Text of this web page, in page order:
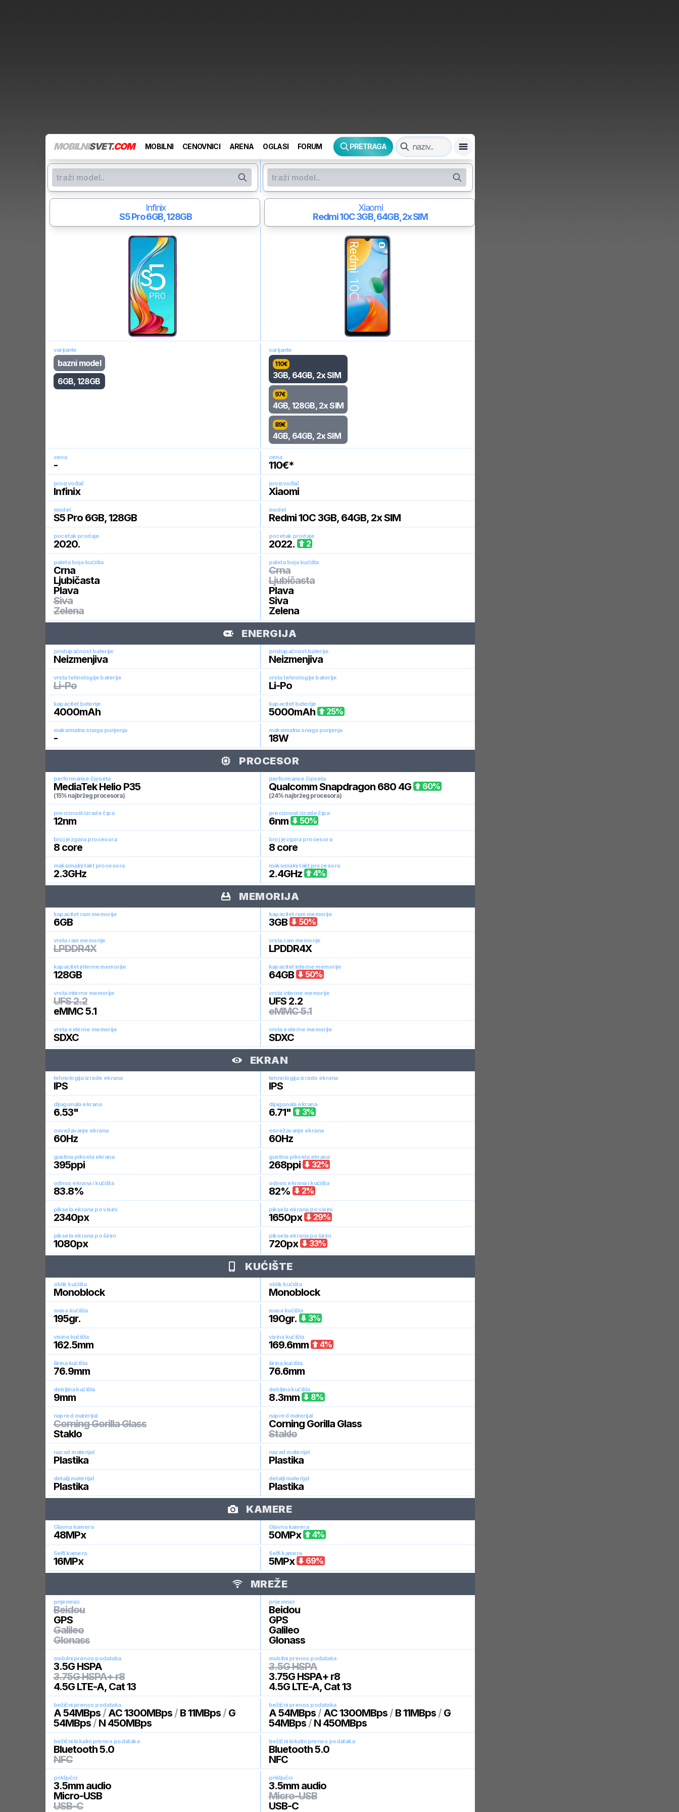
MOBILNISVET.COM MOBILNI CENOVNICI ARENA OGLASI FORUM PRETRAGA
Infinix
S5 Pro6GB, 128GB
Xiaomi
Redmi 10C3GB, 64GB, 2x SIM
varijante
bazni model
6GB, 128GB
varijante
110€
3GB, 64GB, 2x SIM
97€
4GB, 128GB, 2x SIM
89€
4GB, 64GB, 2x SIM
cena
-
cena
110€*
proizvođač
Infinix
proizvođač
Xiaomi
model
S5 Pro 6GB, 128GB
model
Redmi 10C 3GB, 64GB, 2x SIM
pocetak prodaje
2020.
pocetak prodaje
2022. 2
paleta boja kućišta
Crna
Ljubičasta
Plava
Siva
Zelena
paleta boja kućišta
Crna
Ljubičasta
Plava
Siva
Zelena
ENERGIJA
pristupačnost baterije
Neizmenjiva
pristupačnost baterije
Neizmenjiva
vrsta tehnologije baterije
Li-Po
vrsta tehnologije baterije
Li-Po
kapacitet baterije
4000mAh
kapacitet baterije
5000mAh 25%
maksimalna snaga punjenja
-
maksimalna snaga punjenja
18W
PROCESOR
performanse čipseta
MediaTek Helio P35
(15% najbržeg procesora)
performanse čipseta
Qualcomm Snapdragon 680 4G
(24% najbržeg procesora)
60%
preciznost izrade čipa
12nm
preciznost izrade čipa
6nm 50%
broj jezgara procesora
8core
broj jezgara procesora
8core
maksimalni takt procesora
2.3GHz
maksimalni takt procesora
2.4GHz 4%
MEMORIJA
kapacitet ram memorije
6GB
kapacitet ram memorije
3GB 50%
vrsta ram memorije
LPDDR4X
vrsta ram memorije
LPDDR4X
kapacitet interne memorije
128GB
kapacitet interne memorije
64GB 50%
vrsta interne memorije
UFS 2.2
eMMC 5.1
vrsta interne memorije
UFS 2.2
eMMC 5.1
vrsta externe memorije
SDXC
vrsta externe memorije
SDXC
EKRAN
tehnologija izrade ekrana
IPS
tehnologija izrade ekrana
IPS
dijagonala ekrana
6.53"
dijagonala ekrana
6.71" 3%
osvežavanje ekrana
60Hz
osvežavanje ekrana
60Hz
gustina piksela ekrana
395ppi
gustina piksela ekrana
268ppi 32%
odnos ekrana i kućišta
83.8%
odnos ekrana i kućišta
82% 2%
piksela ekrana po visini
2340px
piksela ekrana po visini
1650px 29%
piksela ekrana po širini
1080px
piksela ekrana po širini
720px 33%
KUĆIŠTE
oblik kućišta
Monoblock
oblik kućišta
Monoblock
masa kućišta
195gr.
masa kućišta
190gr. 3%
visina kućišta
162.5mm
visina kućišta
169.6mm 4%
širina kućišta
76.9mm
širina kućišta
76.6mm
debljina kućišta
9mm
debljina kućišta
8.3mm 8%
napred materijal
Corning Gorilla Glass
Staklo
napred materijal
Corning Gorilla Glass
Staklo
nazad materijal
Plastika
nazad materijal
Plastika
detalji materijal
Plastika
detalji materijal
Plastika
KAMERE
Glavna kamera
48MPx
Glavna kamera
50MPx 4%
Selfi kamera
16MPx
Selfi kamera
5MPx 69%
MREŽE
prijemnici
Beidou
GPS
Galileo
Glonass
prijemnici
Beidou
GPS
Galileo
Glonass
mobilni prenos podataka
3.5G HSPA
3.75G HSPA+ r8
4.5G LTE-A, Cat 13
mobilni prenos podataka
3.5G HSPA
3.75G HSPA+ r8
4.5G LTE-A, Cat 13
bežični prenos podataka
A 54MBps/ AC 1300MBps/ B 11MBps/ G
54MBps/ N 450MBps
bežični prenos podataka
A 54MBps/ AC 1300MBps/ B 11MBps/ G
54MBps/ N 450MBps
bežični lokalni prenos podataka
Bluetooth 5.0
NFC
bežični lokalni prenos podataka
Bluetooth 5.0
NFC
priključci
3.5mm audio
Micro-USB
USB-C
priključci
3.5mm audio
Micro-USB
USB-C